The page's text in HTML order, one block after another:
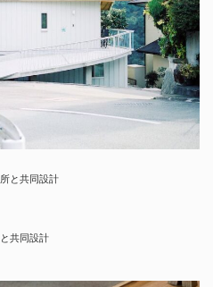
と共同設計
共同設計